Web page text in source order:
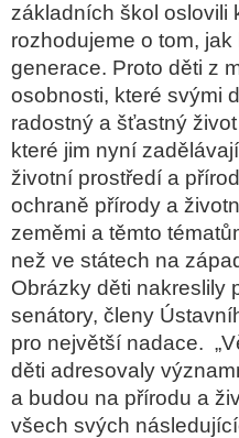
základních škol oslovili
rozhodujeme o tom,
generace. Proto děti z
osobnosti, které svými
radostný a šťastný
které jim nyní
životní prostředí a
ochraně přírody a
zeměmi a těmto
než ve státech na
Obrázky děti nakreslily
senátory, členy
pro největší nadace.
děti adresovaly
a budou na přírodu a
všech svých